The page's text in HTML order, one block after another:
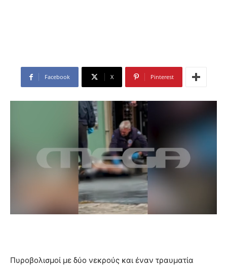
Facebook X Pinterest
Πυροβολισμοί με δύο νεκρούς και έναν τραυματία